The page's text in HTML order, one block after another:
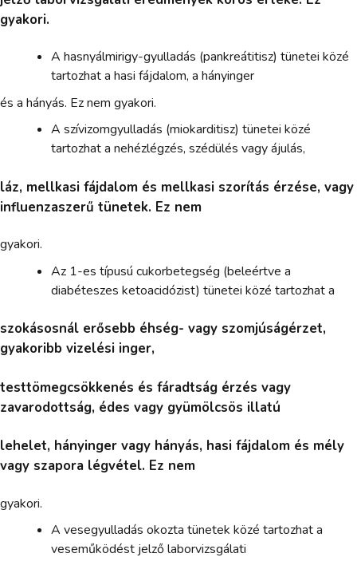
gyakori.
A hasnyálmirigy-gyulladás (pankreátitisz) tünetei közé
tartozhat a hasi fájdalom, a hányinger
és a hányás. Ez nem gyakori.
A szívizomgyulladás (miokarditisz) tünetei közé
tartozhat a nehézlégzés, szédülés vagy ájulás,
láz, mellkasi fájdalom és mellkasi szorítás érzése, vagy
influenzaszerű tünetek. Ez nem
gyakori.
Az 1-es típusú cukorbetegség (beleértve a
diabéteszes ketoacidózist) tünetei közé tartozhat a
szokásosnál erősebb éhség- vagy szomjúságérzet,
gyakoribb vizelési inger,
testtömegcsökkenés és fáradtság érzés vagy
zavarodottság, édes vagy gyümölcsös illatú
lehelet, hányinger vagy hányás, hasi fájdalom és mély
vagy szapora légvétel. Ez nem
gyakori.
A vesegyulladás okozta tünetek közé tartozhat a
veseműködést jelző laborvizsgálati